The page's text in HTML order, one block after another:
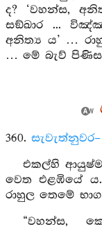
ද? ‘වහන්ස,
සඞ්ඛාර ...
අනිත්‍ය ය’ …
… මේ බැව්
360. සැවැත්නුවර–
එකල්හි
වෙත එළඹියේ
රාහුල තෙමේ
“වහන්ස,